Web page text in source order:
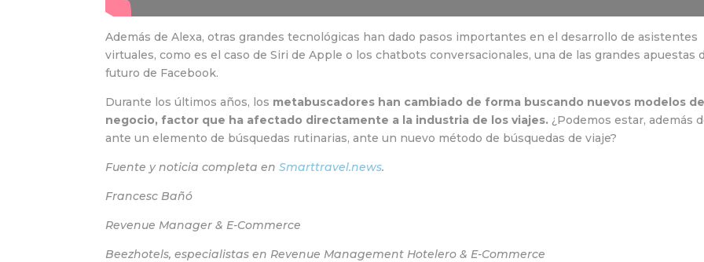
Además de Alexa, otras grandes tecnológicas han dado pasos importantes en el desarrollo de asistentes
virtuales, como es el caso de Siri de Apple o los chatbots conversacionales, una de las grandes apuestas
futuro de Facebook.
Durante los últimos años, los metabuscadores han cambiado de forma buscando nuevos modelos de
negocio, factor que ha afectado directamente a la industria de los viajes. ¿Podemos estar, además
ante un elemento de búsquedas rutinarias, ante un nuevo método de búsquedas de viaje?
Fuente y noticia completa enSmarttravel.news.
Francesc Bañó
Revenue Manager & E-Commerce
Beezhotels, especialistas en Revenue Management Hotelero & E-Commerce